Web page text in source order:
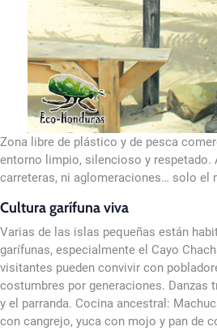
Zona libre de plástico y de pesca
entorno limpio, silencioso y respetado.
carreteras, ni aglomeraciones… solo el
Cultura garífuna viva
Varias de las islas pequeñas están
garífunas, especialmente el Cayo
visitantes pueden convivir con
costumbres por generaciones. Danzas
y el parranda. Cocina ancestral:
con cangrejo, yuca con mojo y pan de